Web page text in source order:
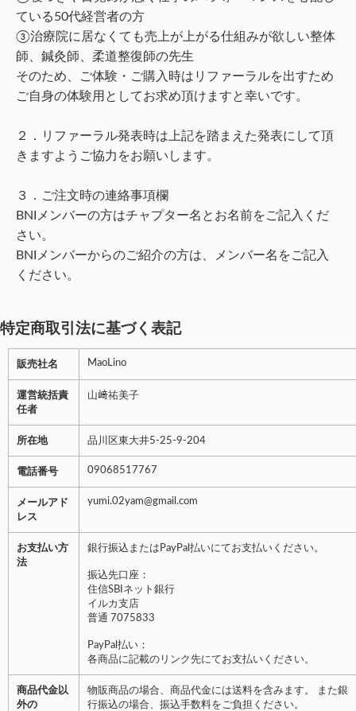
ている50代経営者の方
③治療院に居なくても売上が上がる仕組みが欲しい整体
師、鍼灸師、柔道整復師の先生
そのため、ご体験・ご購入時はリファーラルを出すため
ご自身の体験用としてお求め頂けますと幸いです。
２．リファーラル発表時は上記を踏まえた発表にして頂
きますようご協力をお願いします。
３．ご注文時の連絡事項欄
BNIメンバーの方はチャプター名とお名前をご記入くだ
さい。
BNIメンバーからのご紹介の方は、メンバー名をご記入
ください。
特定商取引法に基づく表記
販売社名 MaoLino
運営統括責
任者
山﨑祐美子
所在地 品川区東大井5-25-9-204
電話番号 09068517767
メールアド
レス
yumi.02yam@gmail.com
お支払い方
法
銀行振込またはPayPal払いにてお支払いください。
振込先口座：
住信SBIネット銀行
イルカ支店
普通 7075833
PayPal払い：
各商品に記載のリンク先にてお支払いください。
商品代金以
外の
物販商品の場合、商品代金には送料を含みます。 また銀
行振込の場合、振込手数料をご負担ください。